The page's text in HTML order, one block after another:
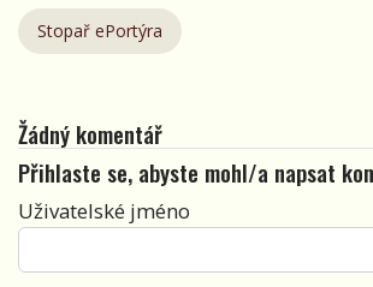
Stopař ePortýra
Žádný komentář
Přihlaste se, abyste mohl/a napsat
Uživatelské jméno